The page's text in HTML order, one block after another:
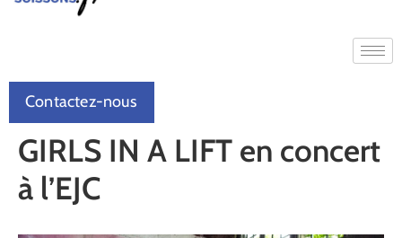
Contactez-nous
GIRLS IN A LIFT en concert
à l’EJC